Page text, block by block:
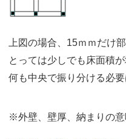
上図の場合、15ｍｍだけ
とっては少しでも床面積
何も中央で振り分ける必
※外壁、壁厚、納まりの意